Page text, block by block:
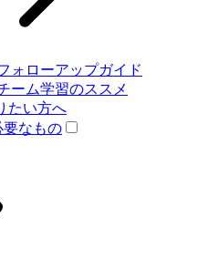
ォローアップガイド
ーム学習のススメ
たい方へ
要なもの